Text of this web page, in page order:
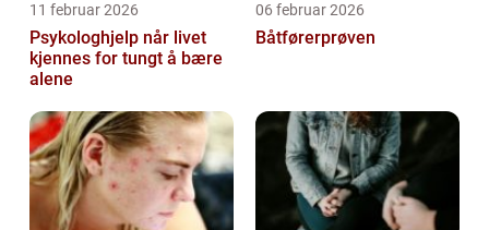
11 februar 2026
Psykologhjelp når livet
kjennes for tungt å bære
alene
06 februar 2026
Båtførerprøven